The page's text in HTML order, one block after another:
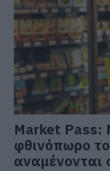
Market Pass:
φθινόπωρο
αναμένονται